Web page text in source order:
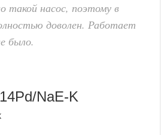
такой насос, поэтому в
доволен. Работает
было.
NaE-K